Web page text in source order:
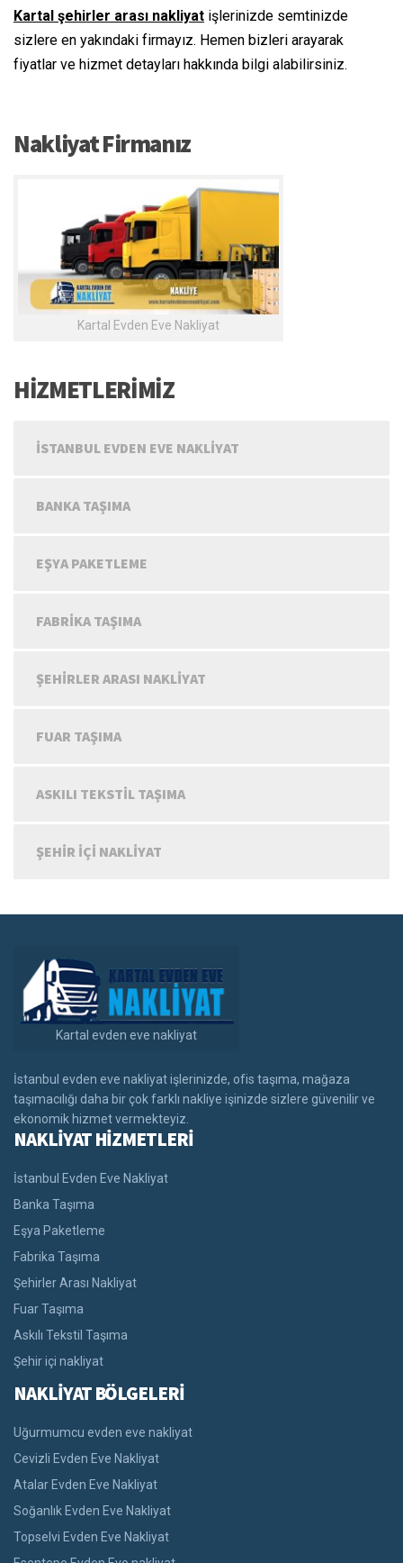
Kartal şehirler arası nakliyat işlerinizde semtinizde
sizlere en yakındaki firmayız. Hemen bizleri arayarak
fiyatlar ve hizmet detayları hakkında bilgi alabilirsiniz.
Nakliyat Firmanız
Kartal Evden Eve Nakliyat
HİZMETLERİMİZ
İSTANBUL EVDEN EVE NAKLIYAT
BANKA TAŞIMA
EŞYA PAKETLEME
FABRIKA TAŞIMA
ŞEHIRLER ARASI NAKLIYAT
FUAR TAŞIMA
ASKILI TEKSTIL TAŞIMA
ŞEHIR IÇI NAKLIYAT
Kartal evden eve nakliyat
İstanbul evden eve nakliyat işlerinizde, ofis taşıma, mağaza
taşımacılığı daha bir çok farklı nakliye işinizde sizlere güvenilir ve
ekonomik hizmet vermekteyiz.
NAKLİYAT HİZMETLERİ
İstanbul Evden Eve Nakliyat
Banka Taşıma
Eşya Paketleme
Fabrika Taşıma
Şehirler Arası Nakliyat
Fuar Taşıma
Askılı Tekstil Taşıma
Şehir içi nakliyat
NAKLİYAT BÖLGELERİ
Uğurmumcu evden eve nakliyat
Cevizli Evden Eve Nakliyat
Atalar Evden Eve Nakliyat
Soğanlık Evden Eve Nakliyat
Topselvi Evden Eve Nakliyat